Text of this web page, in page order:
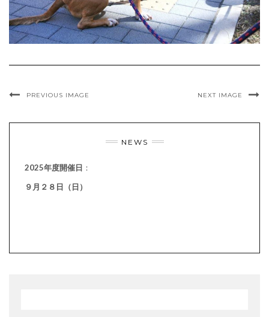
PREVIOUS IMAGE NEXT IMAGE
NEWS
2025年度開催日 ：
９月２８日（日）